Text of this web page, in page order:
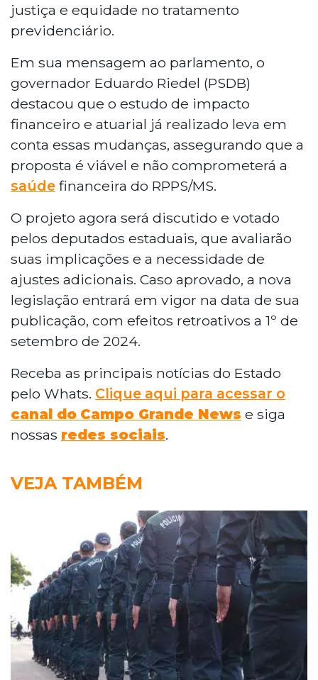
justiça e equidade no tratamento
previdenciário.
Em sua mensagem ao parlamento, o
governador Eduardo Riedel (PSDB)
destacou que o estudo de impacto
financeiro e atuarial já realizado leva em
conta essas mudanças, assegurando que a
proposta é viável e não comprometerá a
saúde financeira do RPPS/MS.
O projeto agora será discutido e votado
pelos deputados estaduais, que avaliarão
suas implicações e a necessidade de
ajustes adicionais. Caso aprovado, a nova
legislação entrará em vigor na data de sua
publicação, com efeitos retroativos a 1º de
setembro de 2024.
Receba as principais notícias do Estado
pelo Whats. Clique aqui para acessar o
canal do Campo Grande News e siga
nossas redes sociais.
VEJA TAMBÉM